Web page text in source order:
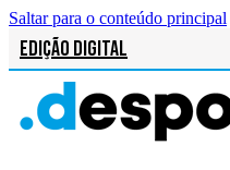
Saltar para o conteúdo principal
Edição Digital